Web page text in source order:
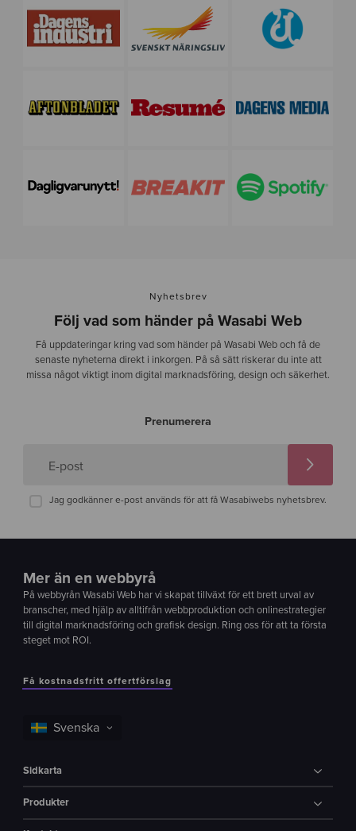
Nyhetsbrev
Följ vad som händer på Wasabi Web
Få uppdateringar kring vad som händer på Wasabi Web och få de
senaste nyheterna direkt i inkorgen. På så sätt riskerar du inte att
missa något viktigt inom digital marknadsföring, design och säkerhet.
Prenumerera
E-post
Jag godkänner e-post används för att få Wasabiwebs nyhetsbrev.
Mer än en webbyrå
På webbyrån Wasabi Web har vi skapat tillväxt för ett brett urval av
branscher, med hjälp av alltifrån webbproduktion och onlinestrategier
till digital marknadsföring och grafisk design. Ring oss för att ta första
steget mot ROI.
Få kostnadsfritt offertförslag
Sidkarta
Produkter